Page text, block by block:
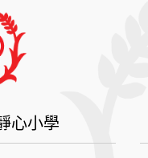
心小學